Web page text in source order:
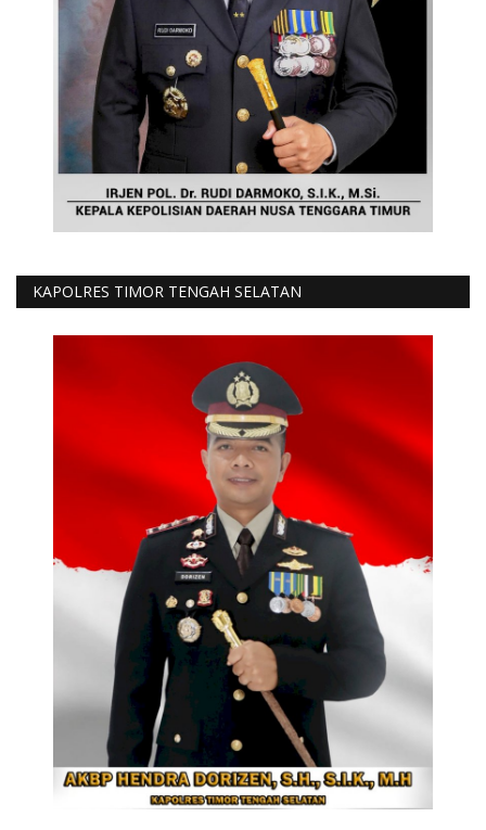
KAPOLRES TIMOR TENGAH SELATAN